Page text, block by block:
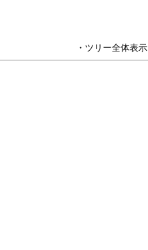
・ツリー全体表示